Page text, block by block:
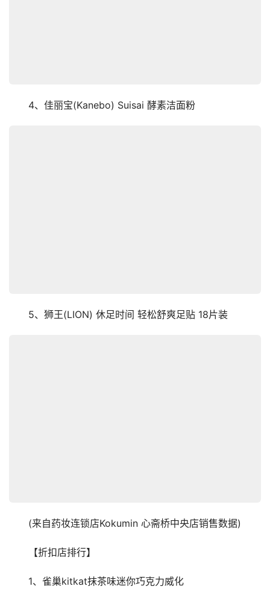
4、佳丽宝(Kanebo) Suisai 酵素洁面粉
5、狮王(LION) 休足时间 轻松舒爽足贴 18片装
(来自药妆连锁店Kokumin 心斋桥中央店销售数据)
【折扣店排行】
1、雀巢kitkat抹茶味迷你巧克力威化